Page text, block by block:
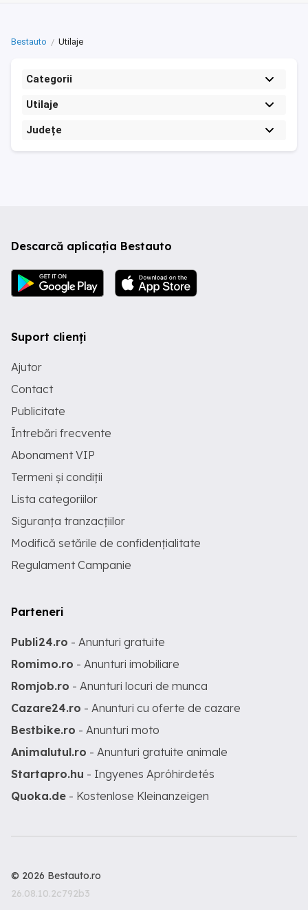
Bestauto Utilaje
Categorii
Utilaje
Județe
Descarcă aplicația Bestauto
Suport clienți
Ajutor
Contact
Publicitate
Întrebări frecvente
Abonament VIP
Termeni și condiții
Lista categoriilor
Siguranța tranzacțiilor
Modifică setările de confidențialitate
Regulament Campanie
Parteneri
Publi24.ro - Anunturi gratuite
Romimo.ro - Anunturi imobiliare
Romjob.ro - Anunturi locuri de munca
Cazare24.ro - Anunturi cu oferte de cazare
Bestbike.ro - Anunturi moto
Animalutul.ro - Anunturi gratuite animale
Startapro.hu - Ingyenes Apróhirdetés
Quoka.de - Kostenlose Kleinanzeigen
© 2026 Bestauto.ro
26.08.10.2c792b3